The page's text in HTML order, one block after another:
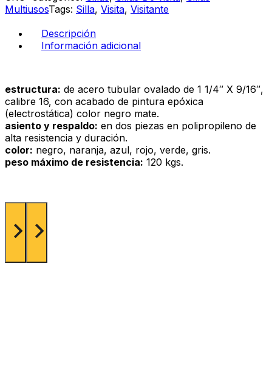
naranja
cantidad
MultiusosTags: Silla, Visita, Visitante
Descripción
Información adicional
estructura: de acero tubular ovalado de 1 1/4″ X 9/16″,
calibre 16, con acabado de pintura epóxica
(electrostática) color negro mate.
asiento y respaldo: en dos piezas en polipropileno de
alta resistencia y duración.
color: negro, naranja, azul, rojo, verde, gris.
peso máximo de resistencia: 120 kgs.